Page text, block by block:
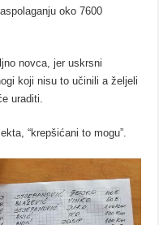
oko 7600
novca, jer uskrsni
koji nisu to učinili a željeli
uraditi.
“krepšićani to mogu”.